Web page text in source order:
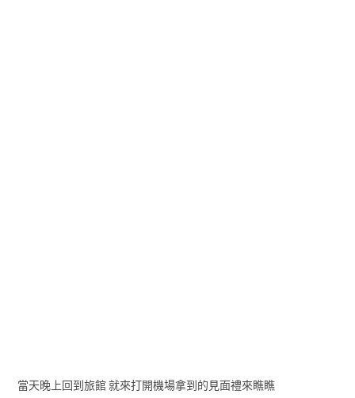
當天晚上回到旅館 就來打開機場拿到的見面禮來瞧瞧